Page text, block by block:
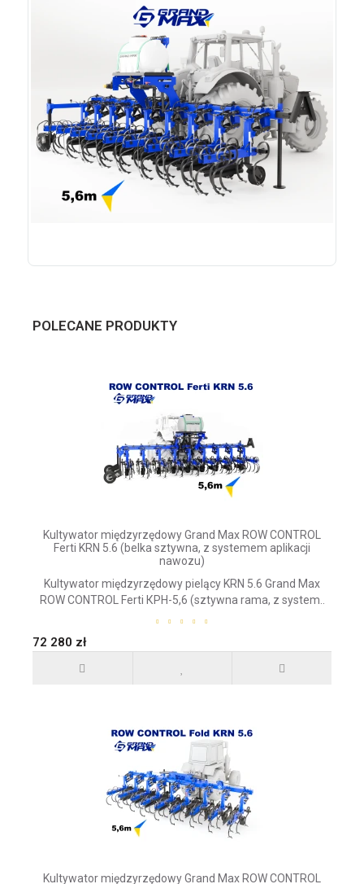
POLECANE PRODUKTY
Kultywator międzyrzędowy Grand Max ROW CONTROL
Ferti KRN 5.6 (belka sztywna, z systemem aplikacji
nawozu)
Kultywator międzyrzędowy pielący KRN 5.6 Grand Max
ROW CONTROL Ferti КРН-5,6 (sztywna rama, z system..
72 280 zł
Kultywator międzyrzędowy Grand Max ROW CONTROL